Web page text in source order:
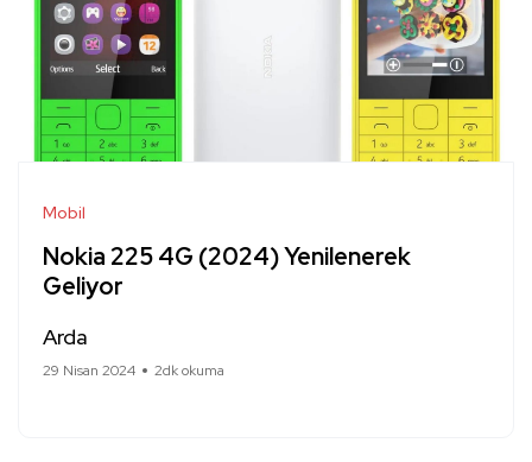
Mobil
Nokia 225 4G (2024) Yenilenerek
Geliyor
Arda
29 Nisan 2024 2dk okuma